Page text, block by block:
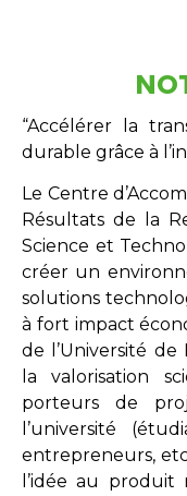
“Accélérer la
durable grâce à
Le Centre
Résultats de la
Science et
créer un
solutions
à fort impact
de l’Université de
la valorisation
porteurs de
l’université
entrepreneurs,
l’idée au